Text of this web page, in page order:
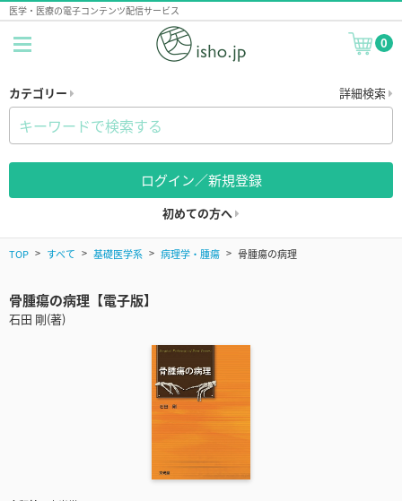
医学・医療の電子コンテンツ配信サービス
0
カテゴリー 詳細検索
ログイン／新規登録
初めての方へ
TOP すべて 基礎医学系 病理学・腫瘍 骨腫瘍の病理
骨腫瘍の病理【電子版】
石田 剛(著)